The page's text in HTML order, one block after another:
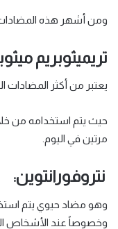
ومن أشهر هذه المضادات
تريميثوبريم
يعتبر من أكثر المضادات
مرتين في اليوم.
نتروفورانتوين:
وهو مضاد حيوي يتم
وخصوصاً عند الأشخاص